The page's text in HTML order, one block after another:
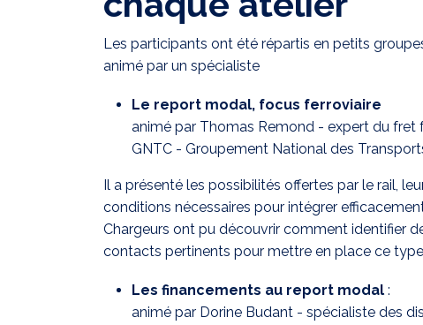
Les participants ont été répartis en petits
animé par un spécialiste
Le report modal, focus ferroviaire
animé par Thomas Remond - expert du
GNTC - Groupement National des
Il a présenté les possibilités offertes par le rail,
conditions nécessaires pour intégrer
Chargeurs ont pu découvrir comment identifier
contacts pertinents pour mettre en place ce
Les financements au report modal :
animé par Dorine Budant - spécialiste des